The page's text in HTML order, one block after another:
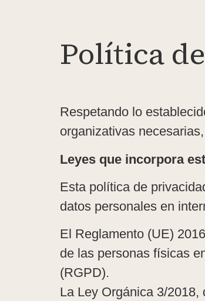
Política
Respetando lo
organizativas
Leyes que incorpora
Esta política de
datos personales en
El Reglamento (UE)
de las personas físicas
(RGPD).
La Ley Orgánica 3/